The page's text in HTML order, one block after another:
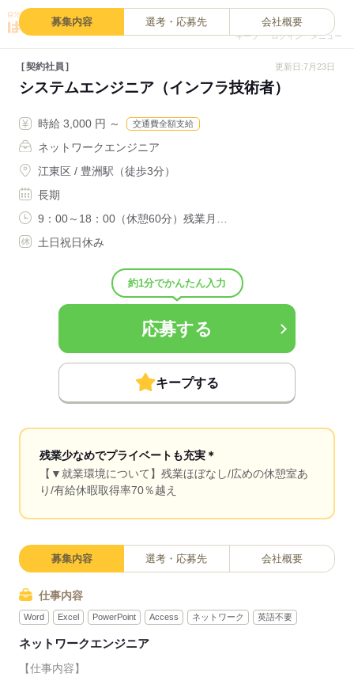
キープ ログイン メニュー
募集内容 選考・応募先 会社概要
契約社員 更新日:7月23日
システムエンジニア（インフラ技術者）
時給 3,000 円 ～ 交通費全額支給
ネットワークエンジニア
江東区 / 豊洲駅（徒歩3分）
長期
9：00～18：00（休憩60分）残業月…
土日祝日休み
約1分でかんたん入力
応募する
キープする
残業少なめでプライベートも充実＊
【▼就業環境について】残業ほぼなし/広めの休憩室あ
り/有給休暇取得率70％越え
募集内容 選考・応募先 会社概要
仕事内容
Word Excel PowerPoint Access ネットワーク 英語不要
ネットワークエンジニア
【仕事内容】